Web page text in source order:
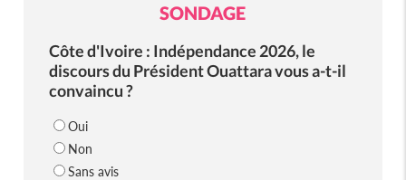
SONDAGE
Côte d'Ivoire : Indépendance 2026, le
discours du Président Ouattara vous a-t-il
convaincu ?
Oui
Non
Sans avis